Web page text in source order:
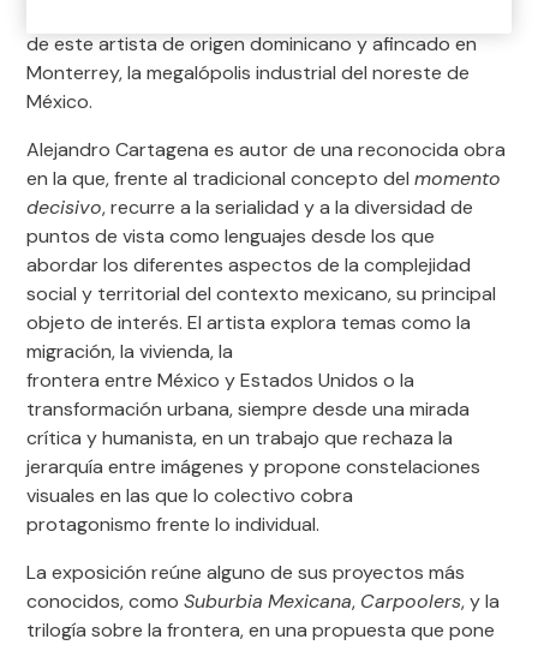
24 y 31 de diciembre, 5 de enero:
Entrada general
Horario gratuito:
Lunes, 14-20 h (excepto festivos)
Cómo llegar
Autobuses: 5 – 14 – 27 – 37 – 45 – 53 – 150
www.emtmadrid.es
Metro: Línea 4 (Colón), línea 2 (Banco de España) y línea 5
(Chueca)
www.metromadrid.es
www.renfe.com
de este artista de origen dominicano y afincado en
Monterrey, la megalópolis industrial del noreste de
México.
Alejandro Cartagena es autor de una reconocida obra
en la que, frente al tradicional concepto delmomento
decisivo, recurre a la serialidad y a la diversidad de
puntos de vista como lenguajes desde los que
abordar los diferentes aspectos de la complejidad
social y territorial del contexto mexicano, su principal
objeto de interés. El artista explora temas como la
migración, la vivienda, la
frontera entre México y Estados Unidos o la
transformación urbana, siempre desde una mirada
crítica y humanista, en un trabajo que rechaza la
jerarquía entre imágenes y propone constelaciones
visuales en las que lo colectivo cobra
protagonismo frente lo individual.
La exposición reúne alguno de sus proyectos más
conocidos, comoSuburbia Mexicana, Carpoolers, y la
trilogía sobre la frontera, en una propuesta que pone